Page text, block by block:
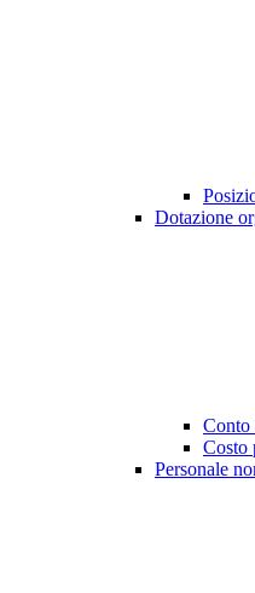
Dotazione
Conto
Costo
Personale